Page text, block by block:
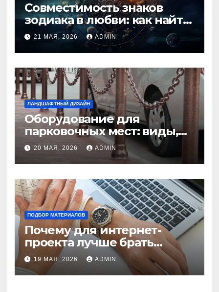
Совместимость знаков
зодиака в любви: как найти
идеальную пару и
избежать конфликтов
21 МАЯ, 2026 ADMIN
ЛАНДШАФТНЫЙ ДИЗАЙН
Оборудование для
парковочных мест: виды,
функции и нормы
установки
20 МАЯ, 2026 ADMIN
ПОДБОР МАТЕРИАЛОВ
Почему для интернет-
проекта лучше брать
отдельный сервер:
преимущества и ключевые
аспекты
19 МАЯ, 2026 ADMIN